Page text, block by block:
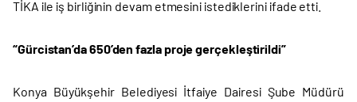
TİKA ile iş birliğinin devam etmesini istediklerini ifade etti.
“Gürcistan’da 650’den fazla proje gerçekleştirildi”
Konya Büyükşehir Belediyesi İtfaiye Dairesi Şube Müdürü